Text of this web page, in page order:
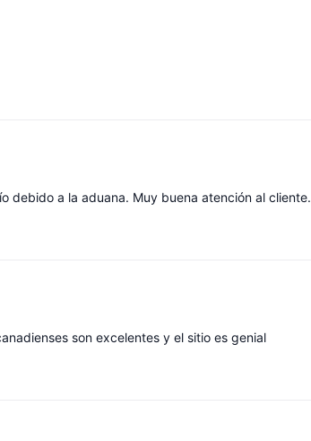
debido a la aduana. Muy buena atención al cliente.
son excelentes y el sitio es genial